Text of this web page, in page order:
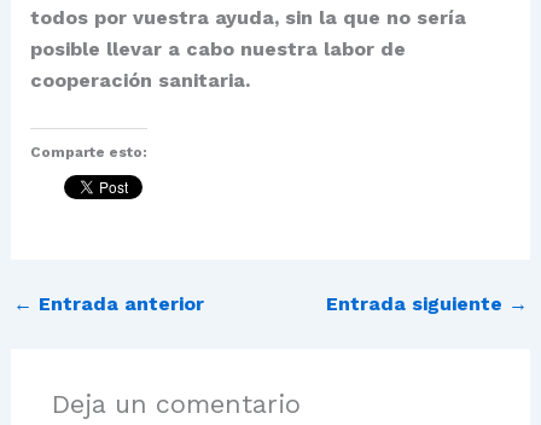
todos por vuestra ayuda, sin la que no sería
posible llevar a cabo nuestra labor de
cooperación sanitaria.
Comparte esto:
← Entrada anterior Entrada siguiente →
Deja un comentario